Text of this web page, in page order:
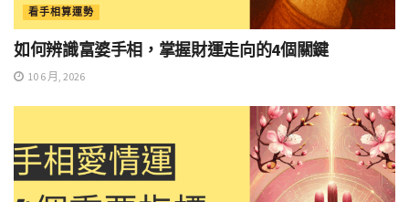
看手相算運勢
如何辨識富婆手相，掌握財運走向的4個關鍵
10 6 月, 2026